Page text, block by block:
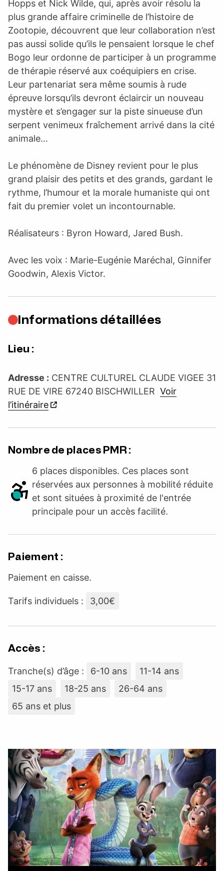
Hopps et Nick Wilde, qui, après avoir résolu la
plus grande affaire criminelle de l’histoire de
Zootopie, découvrent que leur collaboration n’est
pas aussi solide qu’ils le pensaient lorsque le chef
Bogo leur ordonne de participer à un programme
de thérapie réservé aux coéquipiers en crise.
Leur partenariat sera même soumis à rude
épreuve lorsqu’ils devront éclaircir un nouveau
mystère et s’engager sur la piste sinueuse d’un
serpent venimeux fraîchement arrivé dans la cité
animale…
Le phénomène de Disney revient pour le plus
grand plaisir des petits et des grands, gardant le
rythme, l’humour et la morale humaniste qui ont
fait du premier volet un incontournable.
Réalisateurs : Byron Howard, Jared Bush.
Avec les voix : Marie-Eugénie Maréchal, Ginnifer
Goodwin, Alexis Victor.
Informations détaillées
Lieu :
Adresse : CENTRE CULTUREL CLAUDE VIGEE 31
RUE DE VIRE 67240 BISCHWILLER Voir
l’itinéraire
Nombre de places PMR :
6 places disponibles. Ces places sont
réservées aux personnes à mobilité réduite
et sont situées à proximité de l'entrée
principale pour un accès facilité.
Paiement :
Paiement en caisse.
Tarifs individuels : 3,00€
Accès :
Tranche(s) d’âge : 6-10 ans
11-14 ans
15-17 ans
18-25 ans
26-64 ans
65 ans et plus